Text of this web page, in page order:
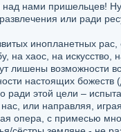
нами пришельцев!
или ради
инопланетных рас,
на хаос, на искусство,
лишены возможности
настоящих божеств
ради этой цели –
нас, или направляя,
опера, с примесью